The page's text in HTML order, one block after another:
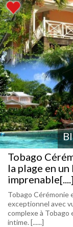
Tobago
la plage en
imprenable[....]
Tobago Cérémonie
exceptionnel avec
complexe à
intime. [......]